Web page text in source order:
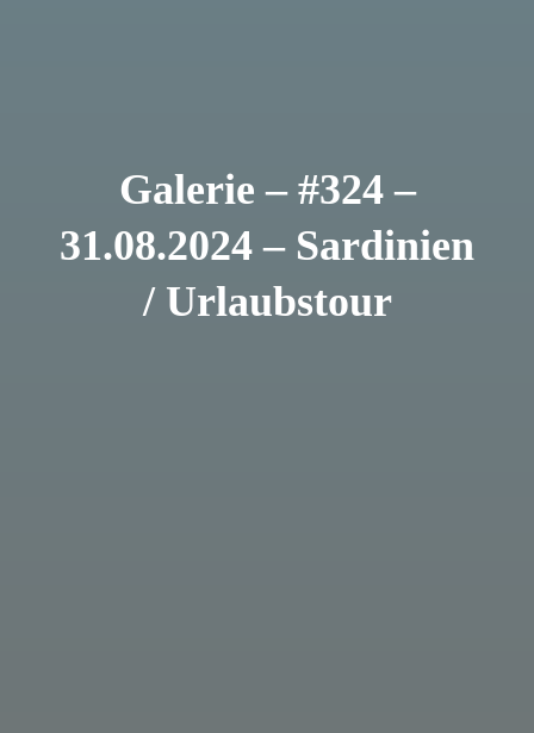
Galerie – #324 –
31.08.2024 – Sardinien
/ Urlaubstour